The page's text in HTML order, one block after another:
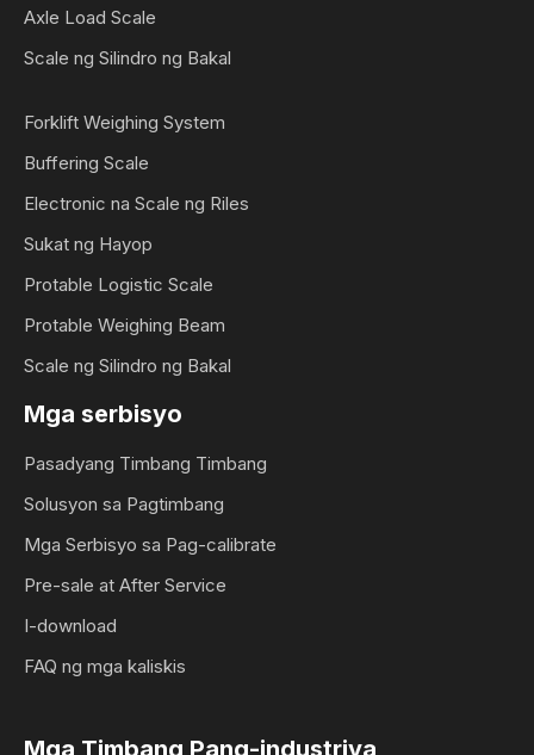
Axle Load Scale
Scale ng Silindro ng Bakal
Forklift Weighing System
Buffering Scale
Electronic na Scale ng Riles
Sukat ng Hayop
Protable Logistic Scale
Protable Weighing Beam
Scale ng Silindro ng Bakal
Mga serbisyo
Pasadyang Timbang Timbang
Solusyon sa Pagtimbang
Mga Serbisyo sa Pag-calibrate
Pre-sale at After Service
I-download
FAQ ng mga kaliskis